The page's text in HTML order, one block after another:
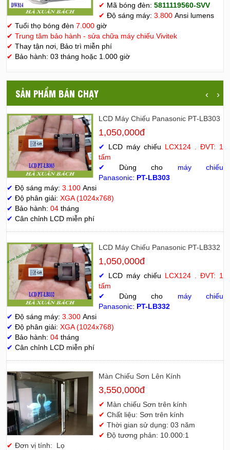
✔ Mã bóng đèn: 5811119560-SVV
✔ Độ sáng máy: 3.800Ansi lumens
✔ Tuổi thọ bóng đèn 7.000 giờ
✔ Trung tâm bảo hành - sửa chữa máy chiếu Vivitek
✔ Thay tận nơi, Bảo trì miễn phí
✔ Bảo hành: 03 tháng hoặc 1.000 giờ
SẢN PHẨM BÁN CHẠY ‹ ›
LCD Máy Chiếu Panasonic PT-LB303
1,050,000đ
✔ LCD máy chiếu LCX124 . ĐVT: 1
tấm
✔
Dùng cho máy chiếu
Panasonic: PT-LB303
✔ Độ sáng máy: 3.100 Ansi
✔ Độ phân giải: XGA (1024x768)
✔ Bảo hành: 04 tháng
✔ Cân chỉnh LCD miễn phí
LCD Máy Chiếu Panasonic PT-LB332
1,050,000đ
✔ LCD máy chiếu LCX124 . ĐVT: 1
tấm
✔
Dùng cho máy chiếu
Panasonic: PT-LB332
✔ Độ sáng máy: 3.300 Ansi
✔ Độ phân giải: XGA (1024x768)
✔ Bảo hành: 04 tháng
✔ Cân chỉnh LCD miễn phí
Màn Chiếu Sơn Lên Kính
3,550,000đ
✔ Màn chiếu Sơn trên kính
✔ Chất liệu: Sơn trên kính
✔ Thời gian sử dụng: 03 năm
✔ Độ tương phản: 10.000:1
✔ Đơn vị tính: Lọ